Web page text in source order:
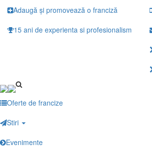
Mergi
conţinutul
principal
Adaugă și promovează o franciză
15 ani de experienta si profesionalism
Oferte de francize
Stiri
Evenimente